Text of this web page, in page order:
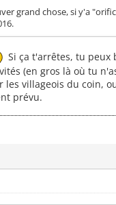
grand chose, si y'a
Si ça t'arrêtes, tu peux
(en gros là où tu
villageois du coin,
prévu.